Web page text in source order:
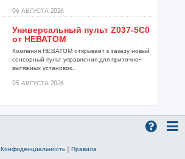
06 АВГУСТА 2026
Универсальный пульт Z037-5C0
от НЕВАТОМ
Компания НЕВАТОМ открывает к заказу новый
сенсорный пульт управления для приточно-
вытяжных установок...
05 АВГУСТА 2026
расширения ...
Конфиденциальность | Правила